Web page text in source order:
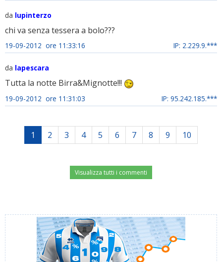
da lupinterzo
chi va senza tessera a bolo???
19-09-2012 ore 11:33:16 IP: 2.229.9.***
da lapescara
Tutta la notte Birra&Mignotte!!!
19-09-2012 ore 11:31:03 IP: 95.242.185.***
1 2 3 4 5 6 7 8 9 10
Visualizza tutti i commenti